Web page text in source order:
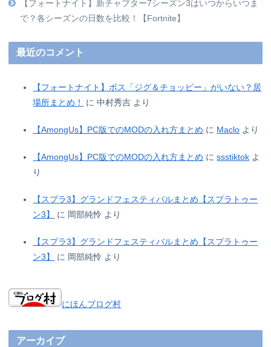
【フォートナイト】新チャプター7シーズン3はいつからいつま
で？各シーズンの日数を比較！【Fortnite】
最近のコメント
【フォートナイト】ボス「ジグ＆チョッピー」がいない？居
場所まとめ！
に中村秀吉 より
【AmongUs】PC版でのMODの入れ方まとめ に Maclo より
【AmongUs】PC版でのMODの入れ方まとめ にssstiktok よ
り
【スプラ3】グランドフェスティバルまとめ【スプラトゥー
ン3】
に 岡部純怜 より
【スプラ3】グランドフェスティバルまとめ【スプラトゥー
ン3】
に 岡部純怜 より
にほんブログ村
アーカイブ